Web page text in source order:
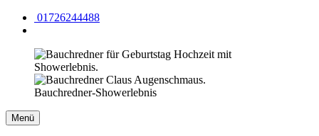
01726244488
Bauchredner-Showerlebnis
Menü